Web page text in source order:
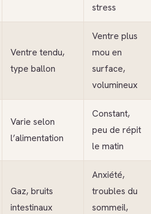
stress
Ventre tendu,
type ballon
Ventre plus
mou en
surface,
volumineux
Varie selon
l’alimentation
Constant,
peu de répit
le matin
Gaz, bruits
intestinaux
Anxiété,
troubles du
sommeil,